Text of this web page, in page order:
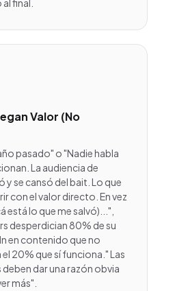
final.
Valor (No
pasado" o "Nadie habla
La audiencia de
y se cansó del bait. Lo que
con el valor directo. En vez
está lo que me salvó)...",
desperdician 80% de su
en contenido que no
20% que sí funciona." Las
dar una razón obvia
más".